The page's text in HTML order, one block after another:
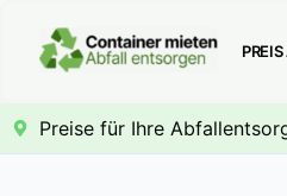
Preise für Ihre